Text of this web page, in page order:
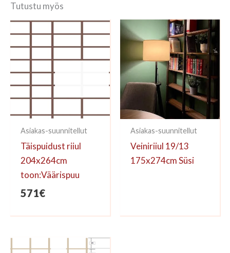
Sinun on
Tutustu myös
Asiakas-suunnitellut
Täispuidust riiul
204x264cm
toon:Väärispuu
571€
Asiakas-suunnitellut
Veiniriiul 19/13
175x274cm Süsi